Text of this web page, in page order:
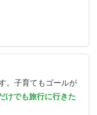
。子育てもゴールが
けでも旅行に行きた